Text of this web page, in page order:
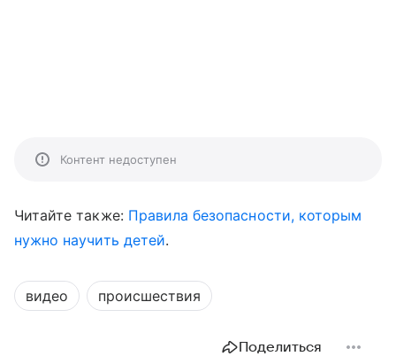
Контент недоступен
Читайте также: Правила безопасности, которым
нужно научить детей.
видео происшествия
Поделиться